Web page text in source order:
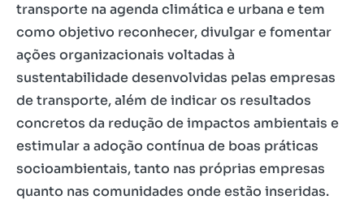
transporte na agenda climática e urbana e tem
como objetivo reconhecer, divulgar e fomentar
ações organizacionais voltadas à
sustentabilidade desenvolvidas pelas empresas
de transporte, além de indicar os resultados
concretos da redução de impactos ambientais e
estimular a adoção contínua de boas práticas
socioambientais, tanto nas próprias empresas
quanto nas comunidades onde estão inseridas.